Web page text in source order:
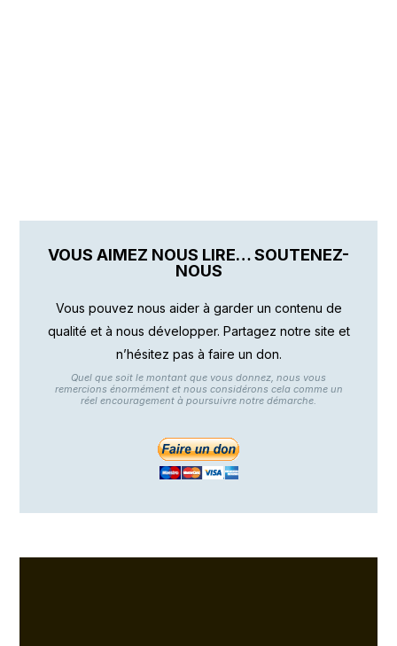
VOUS AIMEZ NOUS LIRE… SOUTENEZ-
NOUS
Vous pouvez nous aider à garder un contenu de
qualité et à nous développer. Partagez notre site et
n’hésitez pas à faire un don.
Quel que soit le montant que vous donnez, nous vous
remercions énormément et nous considérons cela comme un
réel encouragement à poursuivre notre démarche.